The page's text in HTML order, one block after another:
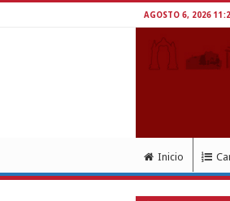
AGOSTO 6, 2026
Inicio